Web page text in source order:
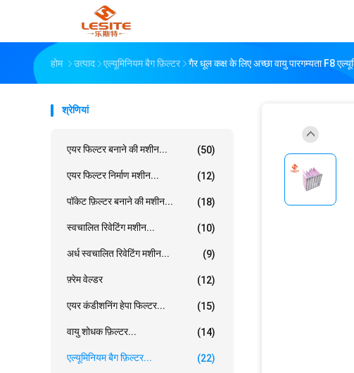
होम उत्पाद एल्यूमिनियम बैग फ़िल्टर गैर धूल कक्ष के लिए अच्छा वायु पारगम्यता F8
श्रेणियां
एयर फिल्टर बनाने की मशीन... (50)
एयर फिल्टर निर्माण मशीन... (12)
पॉकेट फ़िल्टर बनाने की मशीन... (18)
स्वचालित रिवेटिंग मशीन... (10)
अर्ध स्वचालित रिवेटिंग मशीन... (9)
फ़्रेम वेल्डर (12)
एयर कंडीशनिंग हेपा फिल्टर... (15)
वायु शोधक फ़िल्टर... (14)
एल्यूमिनियम बैग फ़िल्टर... (22)